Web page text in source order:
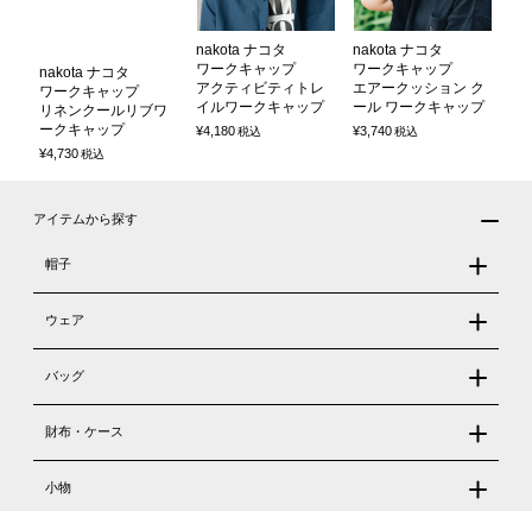
nakota ナコタ
ワークキャップ
リネンクールリブワ
ークキャップ
¥4,730税込
nakota ナコタ
ワークキャップ
アクティビティトレ
イルワークキャップ
¥4,180税込
nakota ナコタ
ワークキャップ
エアークッション ク
ール ワークキャップ
¥3,740税込
アイテムから探す
帽子
ウェア
バッグ
財布・ケース
小物